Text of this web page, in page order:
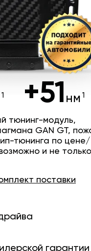
+51 нм
тюнинг-модуль,
GAN GT,
тюнинга по цене/
и не
поставки
гарантии